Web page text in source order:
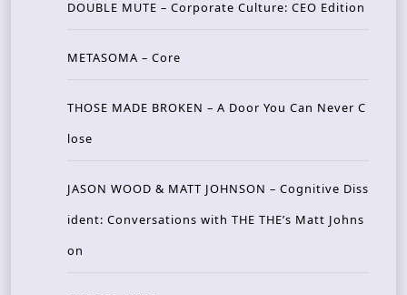
DOUBLE MUTE – Corporate Culture: CEO Edition
METASOMA – Core
THOSE MADE BROKEN – A Door You Can Never C
lose
JASON WOOD & MATT JOHNSON – Cognitive Diss
ident: Conversations with THE THE’s Matt Johns
on